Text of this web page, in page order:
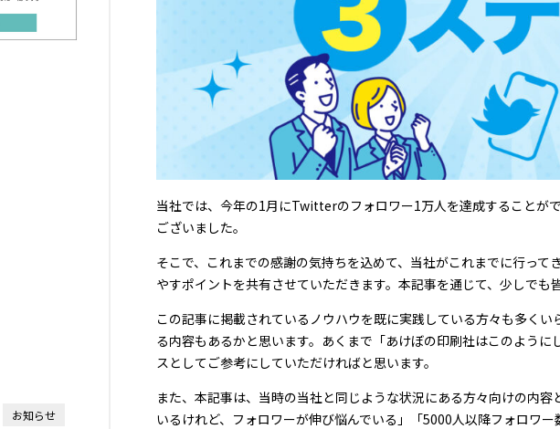
お知らせ
当社では、今年の1月にTwitterのフォロワー1万人を達成することが
ございました。
そこで、これまでの感謝の気持ちを込めて、当社がこれまでに行っ
やすポイントを共有させていただきます。本記事を通じて、少しで
この記事に掲載されているノウハウを既に実践している方々も多く
る内容もあるかと思います。あくまで「あけぼの印刷社はこのよう
スとしてご参考にしていただければと思います。
また、本記事は、当時の当社と同じような状況にある方々向けの内
いるけれど、フォロワーが伸び悩んでいる」「5000人以降フォロワ